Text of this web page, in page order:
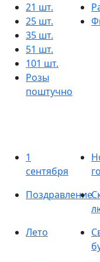
21 шт.
25 шт.
35 шт.
51 шт.
101 шт.
Розы
поштучно
1
сентября
Поздравление
Лето